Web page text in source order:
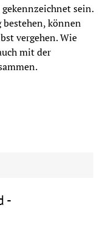
sein.
können
vergehen. Wie
mit der
-